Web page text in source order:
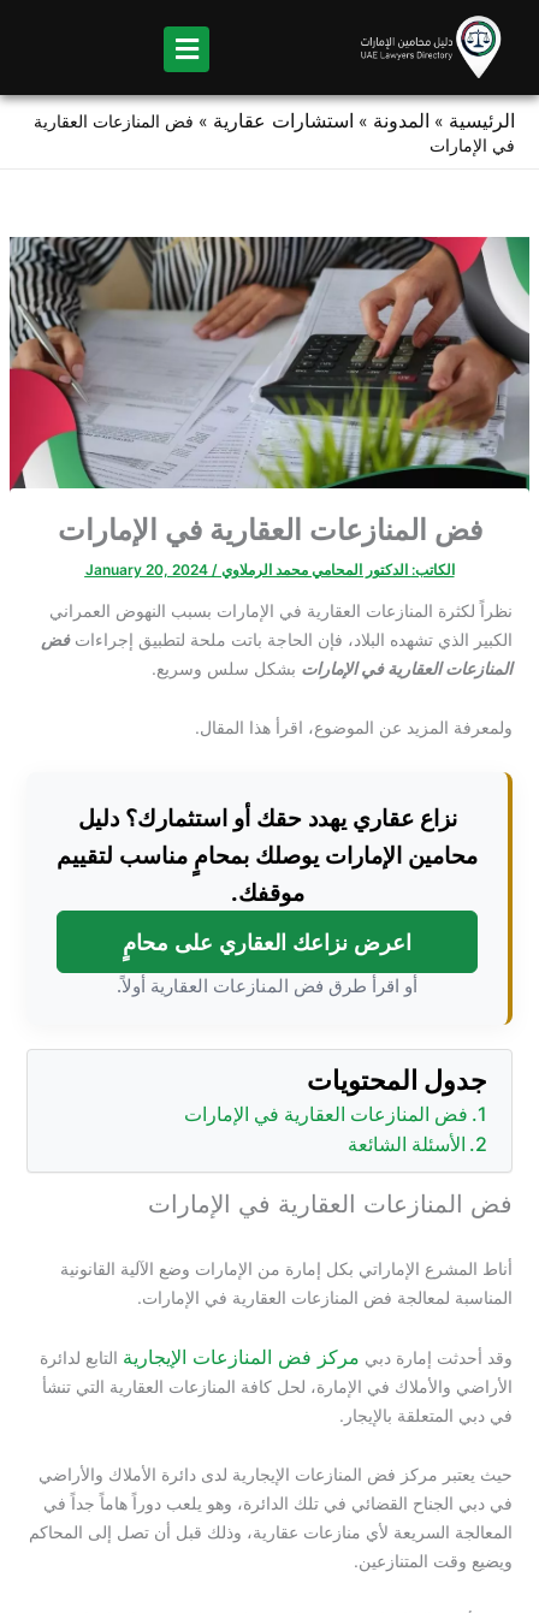
content
الرئيسية » المدونة » استشارات عقارية » فض المنازعات العقارية
في الإمارات
فض المنازعات العقارية في الإمارات
الكاتب: الدكتور المحامي محمد الرملاوي/
January 20, 2024
نظراً لكثرة المنازعات العقارية في الإمارات بسبب النهوض العمراني
الكبير الذي تشهده البلاد، فإن الحاجة باتت ملحة لتطبيق إجراءاتفض
المنازعات العقارية في الإمارات بشكل سلس وسريع.
ولمعرفة المزيد عن الموضوع، اقرأ هذا المقال.
نزاع عقاري يهدد حقك أو استثمارك؟ دليل
محامين الإمارات يوصلك بمحامٍ مناسب لتقييم
موقفك.
اعرض نزاعك العقاري على محامٍ
أو اقرأ طرق فض المنازعات العقارية أولاً.
جدول المحتويات
فض المنازعات العقارية في الإمارات
الأسئلة الشائعة
فض المنازعات العقارية في الإمارات
أناط المشرع الإماراتي بكل إمارة من الإمارات وضع الآلية القانونية
المناسبة لمعالجة فض المنازعات العقارية في الإمارات.
وقد أحدثت إمارة دبي مركز فض المنازعات الإيجارية التابع لدائرة
الأراضي والأملاك في الإمارة، لحل كافة المنازعات العقارية التي تنشأ
في دبي المتعلقة بالإيجار.
حيث يعتبر مركز فض المنازعات الإيجارية لدى دائرة الأملاك والأراضي
في دبي الجناح القضائي في تلك الدائرة، وهو يلعب دوراً هاماً جداً في
المعالجة السريعة لأي منازعات عقارية، وذلك قبل أن تصل إلى المحاكم
ويضيع وقت المتنازعين.